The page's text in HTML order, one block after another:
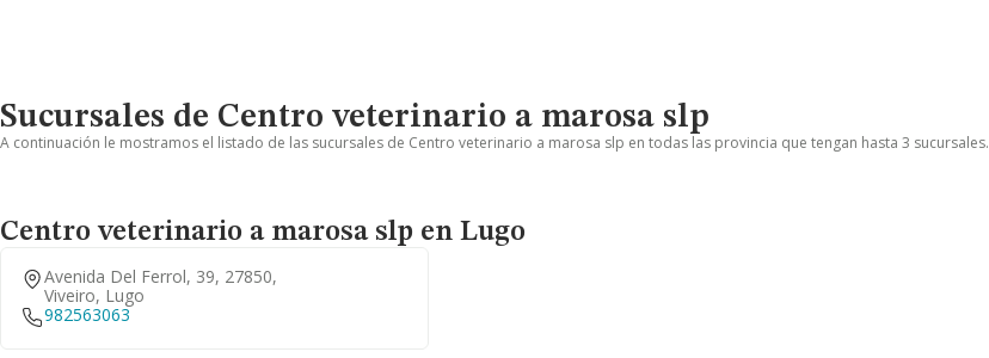
Sucursales de Centro veterinario a marosa slp
A continuación le mostramos el listado de las sucursales de Centro veterinario a marosa slp en todas las provincia que tengan hasta 3 sucursales.
Centro veterinario a marosa slp en Lugo
Avenida Del Ferrol, 39, 27850,
Viveiro, Lugo
982563063